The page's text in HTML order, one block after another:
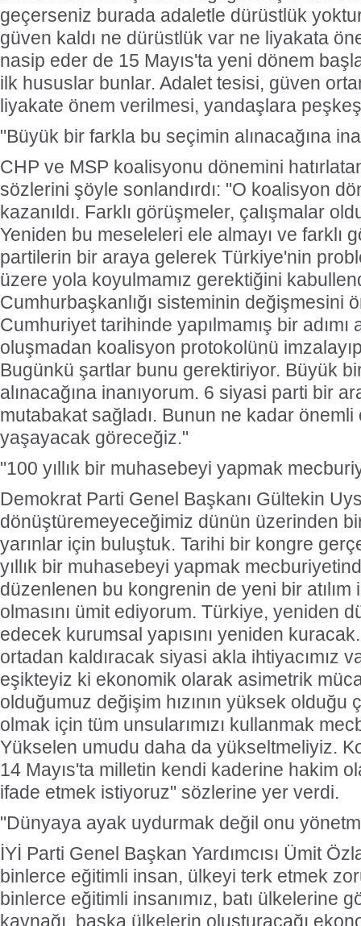
geçerseniz burada adaletle dürüstlük
güven kaldı ne dürüstlük var ne liyakata
nasip eder de 15 Mayıs'ta yeni dönem
ilk hususlar bunlar. Adalet tesisi, güven
liyakate önem verilmesi, yandaşlara
"Büyük bir farkla bu seçimin alınacağına
CHP ve MSP koalisyonu dönemini
sözlerini şöyle sonlandırdı: "O koalisyon
kazanıldı. Farklı görüşmeler, çalışmalar
Yeniden bu meseleleri ele almayı ve farklı
partilerin bir araya gelerek Türkiye'nin
üzere yola koyulmamız gerektiğini
Cumhurbaşkanlığı sisteminin değişmesini
Cumhuriyet tarihinde yapılmamış bir adımı
oluşmadan koalisyon protokolünü
Bugünkü şartlar bunu gerektiriyor. Büyük
alınacağına inanıyorum. 6 siyasi parti bir
mutabakat sağladı. Bunun ne kadar
yaşayacak göreceğiz."
"100 yıllık bir muhasebeyi yapmak
Demokrat Parti Genel Başkanı Gültekin
dönüştüremeyeceğimiz dünün üzerinden
yarınlar için buluştuk. Tarihi bir kongre
yıllık bir muhasebeyi yapmak
düzenlenen bu kongrenin de yeni bir atılım
olmasını ümit ediyorum. Türkiye, yeniden
edecek kurumsal yapısını yeniden
ortadan kaldıracak siyasi akla ihtiyacımız
eşikteyiz ki ekonomik olarak asimetrik
olduğumuz değişim hızının yüksek olduğu
olmak için tüm unsularımızı kullanmak
Yükselen umudu daha da yükseltmeliyiz.
14 Mayıs'ta milletin kendi kaderine hakim
ifade etmek istiyoruz" sözlerine yer verdi.
"Dünyaya ayak uydurmak değil onu
İYİ Parti Genel Başkan Yardımcısı Ümit
binlerce eğitimli insan, ülkeyi terk etmek
binlerce eğitimli insanımız, batı ülkelerine
kaynağı, başka ülkelerin oluşturacağı